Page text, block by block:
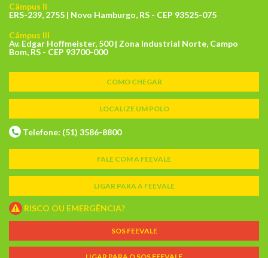
Câmpus II
ERS-239, 2755 | Novo Hamburgo, RS - CEP 93525-075
Câmpus III
Av. Edgar Hoffmeister, 500 | Zona Industrial Norte, Campo
Bom, RS - CEP 93700-000
COMO CHEGAR
LOCALIZE UM POLO
Telefone: (51) 3586-8800
FALE COM A FEEVALE
LIGAR PARA A FEEVALE
RISCO OU EMERGÊNCIA?
SOS FEEVALE